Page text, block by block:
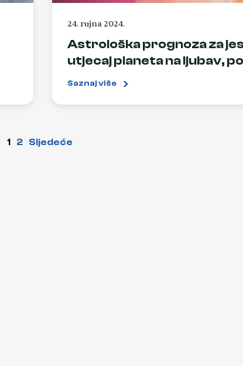
24. rujna 2024.
Astrološka prognoza za
utjecaj planeta na ljubav,
Saznaj više
1 2 Sljedeće